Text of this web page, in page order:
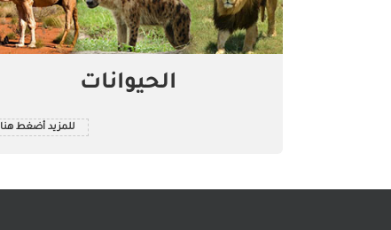
الحيوانات
للمزيد أضغط هنا